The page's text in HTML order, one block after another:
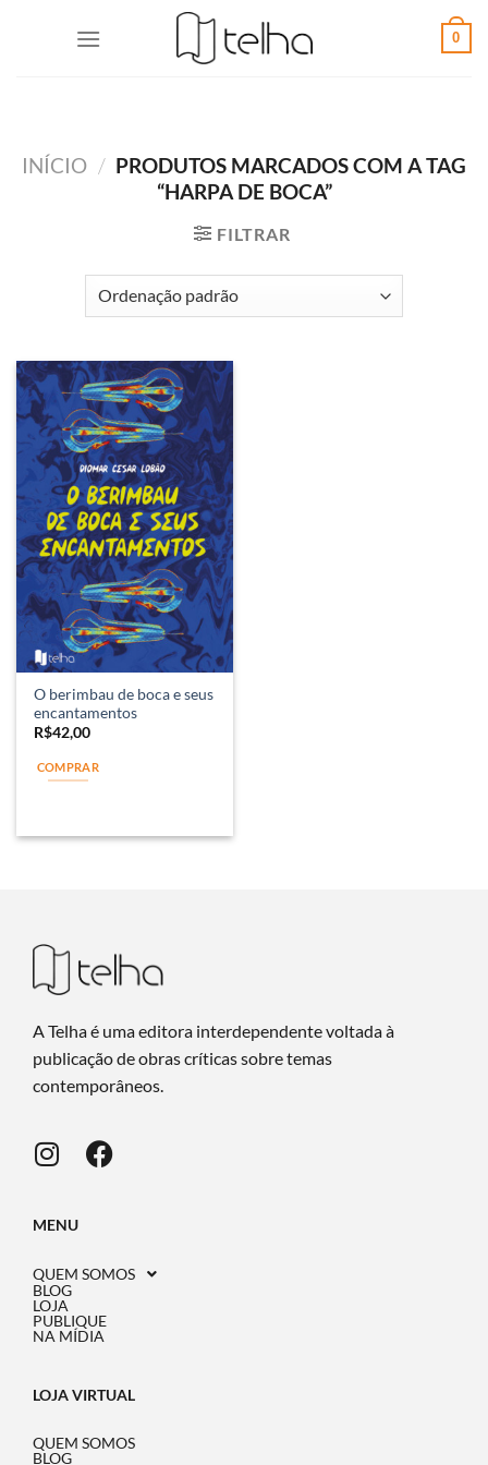
0
INÍCIO / PRODUTOS MARCADOS COM A TAG
“HARPA DE BOCA”
FILTRAR
O berimbau de boca e seus
encantamentos
R$42,00
COMPRAR
A Telha é uma editora interdependente voltada à
publicação de obras críticas sobre temas
contemporâneos.
MENU
QUEM SOMOS
BLOG
LOJA
PUBLIQUE
NA MÍDIA
LOJA VIRTUAL
QUEM SOMOS
BLOG